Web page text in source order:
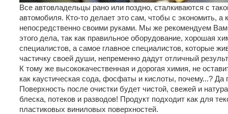
Все автовладельцы рано или поздно, сталкиваются с
автомобиля. Кто-то делает это сам, чтобы с экономить, а
непосредственно своими руками. Мы же рекомендуем
этого дела, так как правильное оборудование, хорошая
специалистов, а самое главное специалистов, которые
частичку своей души, непременно дадут отличный
К тому же высококачественная и дорогая химия, не
как каустическая сода, фосфаты и кислоты, почему...? Да
Поверхность после очистки будет чистой, свежей и
блеска, потеков и разводов! Продукт подходит как для
пластиковых виниловых поверхностей.